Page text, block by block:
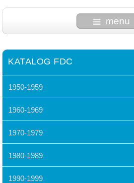
menu
KATALOG FDC
1950-1959
1960-1969
1970-1979
1980-1989
1990-1999